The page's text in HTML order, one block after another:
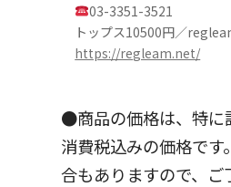
03-3351-3521
トップス10500円／
https://regleam.net/
●商品の価格は、特に
消費税込みの価格です
合もありますので、ご